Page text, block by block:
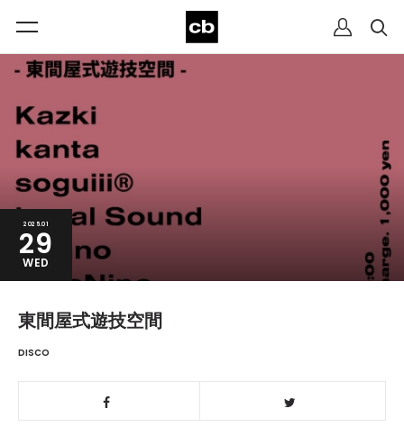
2025.01
29
WED
東間屋式遊技空間
DISCO